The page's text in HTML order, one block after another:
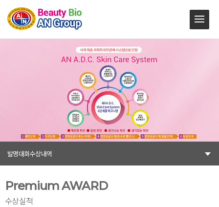
발명대회수상내역
Premium AWARD
수상실적